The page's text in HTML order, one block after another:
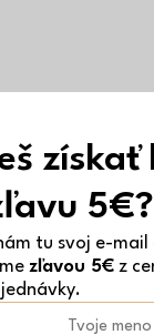
získať
5€?
tu svoj e-mail
zľavou 5€ z